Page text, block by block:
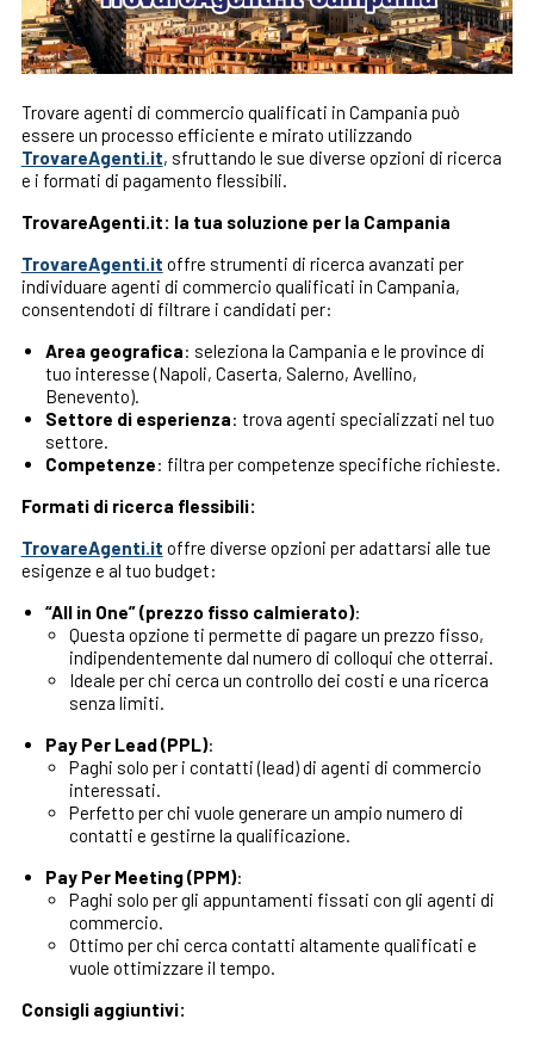
Trovare agenti di commercio qualificati in Campania può
essere un processo efficiente e mirato utilizzando
TrovareAgenti.it, sfruttando le sue diverse opzioni di ricerca
e i formati di pagamento flessibili.
TrovareAgenti.it: la tua soluzione per la Campania
TrovareAgenti.it offre strumenti di ricerca avanzati per
individuare agenti di commercio qualificati in Campania,
consentendoti di filtrare i candidati per:
Area geografica: seleziona la Campania e le province di
tuo interesse (Napoli, Caserta, Salerno, Avellino,
Benevento).
Settore di esperienza: trova agenti specializzati nel tuo
settore.
Competenze: filtra per competenze specifiche richieste.
Formati di ricerca flessibili:
TrovareAgenti.it offre diverse opzioni per adattarsi alle tue
esigenze e al tuo budget:
“All in One” (prezzo fisso calmierato):
Questa opzione ti permette di pagare un prezzo fisso,
indipendentemente dal numero di colloqui che otterrai.
Ideale per chi cerca un controllo dei costi e una ricerca
senza limiti.
Pay Per Lead (PPL):
Paghi solo per i contatti (lead) di agenti di commercio
interessati.
Perfetto per chi vuole generare un ampio numero di
contatti e gestirne la qualificazione.
Pay Per Meeting (PPM):
Paghi solo per gli appuntamenti fissati con gli agenti di
commercio.
Ottimo per chi cerca contatti altamente qualificati e
vuole ottimizzare il tempo.
Consigli aggiuntivi: